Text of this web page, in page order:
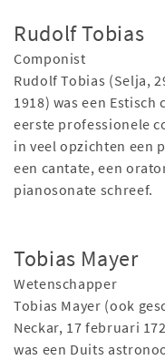
Rudolf Tobias
Componist
Rudolf Tobias (Selja,
1918) was een
eerste professionele
in veel opzichten een
een cantate, een
pianosonate schreef.
Tobias Mayer
Wetenschapper
Tobias Mayer (ook
Neckar, 17 februari
was een Duits